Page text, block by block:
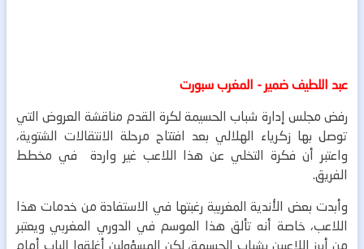
عبد اللطيف ضمير - المغرب سبورت
رفض مجلس إدارة شباب الحسيمة لكرة القدم مناقشة العروض التي
توصل بها زكرياء الهلالي بعد افتتاح مرحلة الانتقالات الشتوية،
واعتبر أن فكرة التخلي عن هذا اللاعب غير واردة في مخطط
الفريق.
وأبدت بعض الأندية المغربية رغبتها في الاستفادة من خدمات هذا
اللاعب، خاصة أنه تألق هذا الموسم في الدوري المغربي ويعتبر